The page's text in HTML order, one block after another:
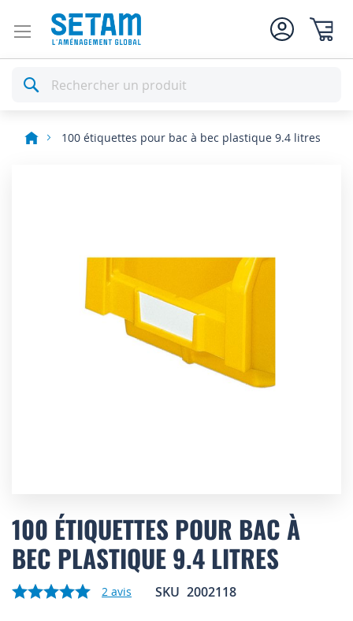
Rechercher
100 étiquettes pour bac à bec plastique 9.4 litres
to
the
beginning
of
images
100 ÉTIQUETTES POUR BAC À
BEC PLASTIQUE 9.4 LITRES
2 avis SKU 2002118